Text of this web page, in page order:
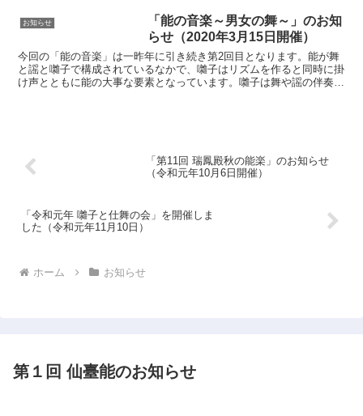
お知らせ
「能の音楽～男女の舞～」のお知
らせ（2020年3月15日開催）
今回の「能の音楽」は一昨年に引き続き第2回目となります。能が舞
と謡と囃子で構成されているなかで、囃子はリズムを作ると同時に掛
け声とともに能の大事な要素となっています。囃子は舞や謡の伴奏を
「第11回 瑞鳳殿秋の能楽」のお知らせ
（令和元年10月6日開催）
「令和元年 囃子と仕舞の会」を開催しま
した（令和元年11月10日）
ホーム お知らせ
第１回 仙臺能のお知らせ